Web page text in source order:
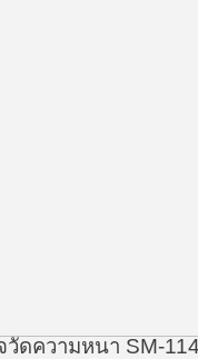
วัดความหนา SM-